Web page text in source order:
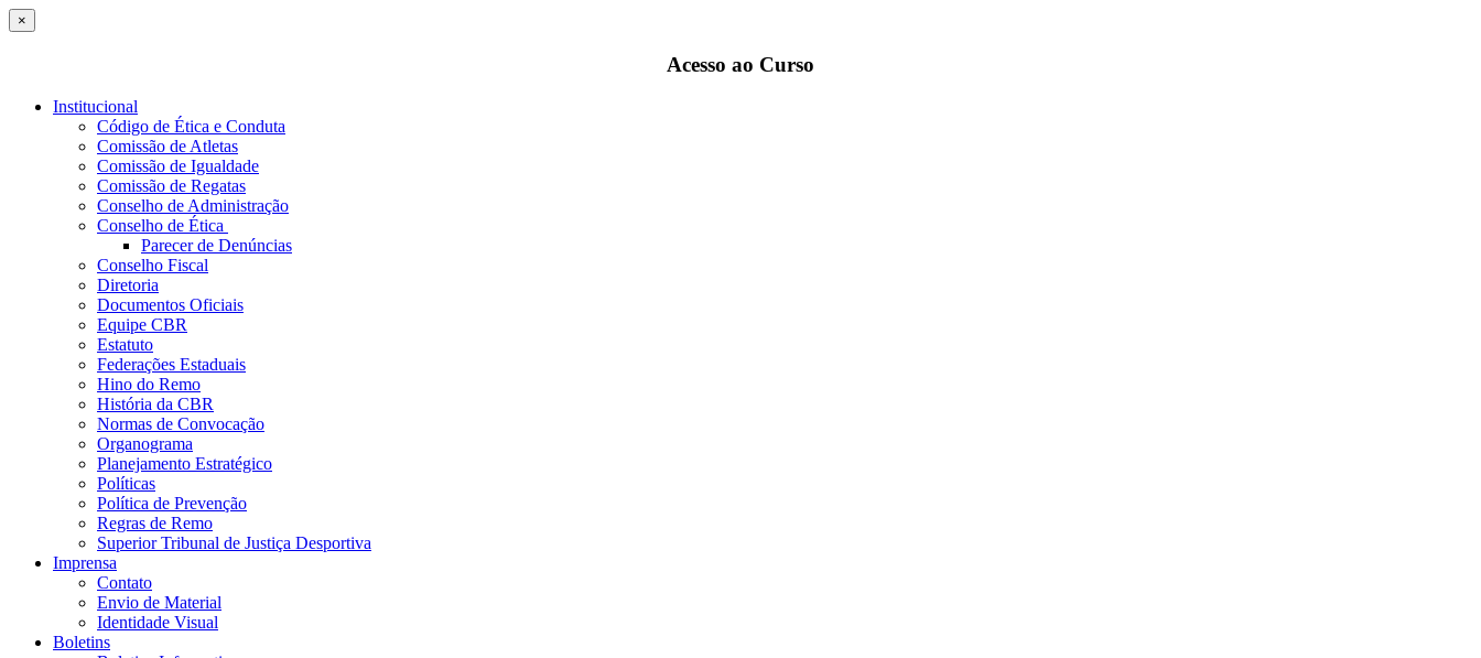
×
Acesso ao Curso
Institucional
Código de Ética e Conduta
Comissão de Atletas
Comissão de Igualdade
Comissão de Regatas
Conselho de Administração
Conselho de Ética
Parecer de Denúncias
Conselho Fiscal
Diretoria
Documentos Oficiais
Equipe CBR
Estatuto
Federações Estaduais
Hino do Remo
História da CBR
Normas de Convocação
Organograma
Planejamento Estratégico
Políticas
Política de Prevenção
Regras de Remo
Superior Tribunal de Justiça Desportiva
Imprensa
Contato
Envio de Material
Identidade Visual
Boletins